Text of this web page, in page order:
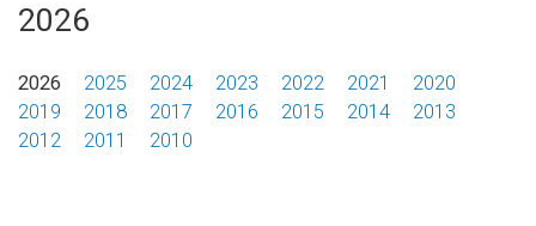
2026
2026 2025 2024 2023 2022 2021
2020
2019
2018 2017 2016 2015 2014
2013
2012
2011 2010